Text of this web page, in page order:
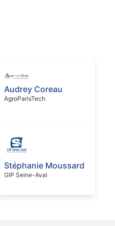
Audrey Coreau
AgroParisTech
Stéphanie Moussard
GIP Seine-Aval